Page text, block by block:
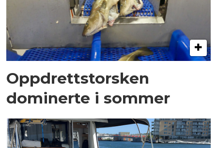
Oppdrettstorsken
dominerte i sommer